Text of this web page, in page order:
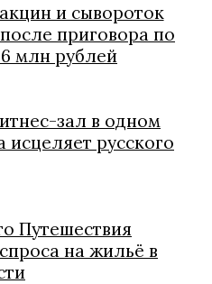
и сывороток
приговора по
млн рублей
зал в одном
русского
Путешествия
на жильё в